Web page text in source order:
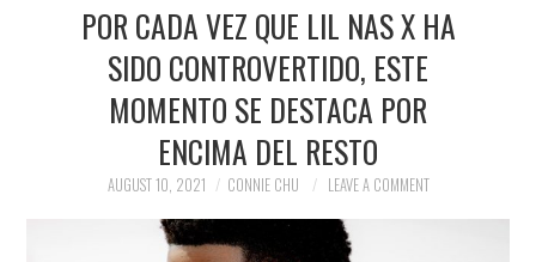
POR CADA VEZ QUE LIL NAS X HA
SIDO CONTROVERTIDO, ESTE
MOMENTO SE DESTACA POR
ENCIMA DEL RESTO
AUGUST 10, 2021 CONNIE CHU LEAVE A COMMENT